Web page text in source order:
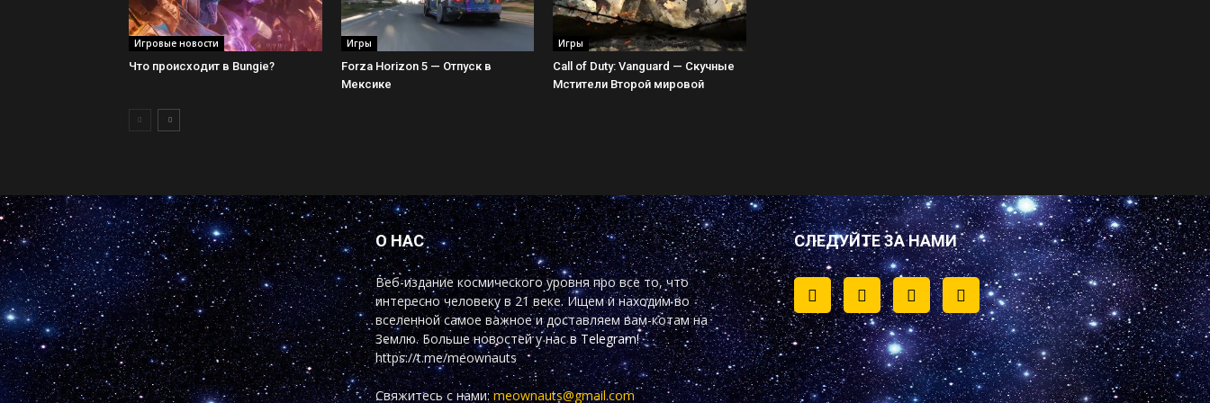
Игровые новости
Что происходит в Bungie?
Игры
Forza Horizon 5 — Отпуск в
Мексике
Игры
Call of Duty: Vanguard — Скучные
Мстители Второй мировой
О НАС
Веб-издание космического уровня про все то, что
интересно человеку в 21 веке. Ищем и находим во
вселенной самое важное и доставляем вам-котам на
Землю. Больше новостей у насв Telegram!
https://t.me/meownauts
Свяжитесь с нами:meownauts@gmail.com
СЛЕДУЙТЕ ЗА НАМИ